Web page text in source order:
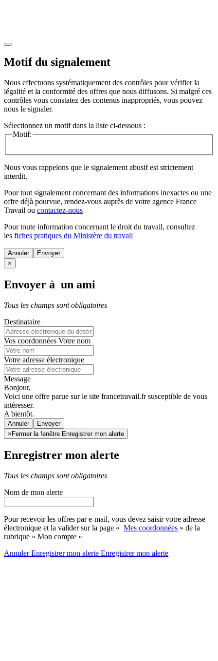
Motif du signalement
Nous effectuons systématiquement des contrôles pour vérifier la
légalité et la conformité des offres que nous diffusons. Si malgré ces
contrôles vous constatez des contenus inappropriés, vous pouvez
nous le signaler.
Sélectionnez un motif dans la liste ci-dessous :
Motif:
Nous vous rappelons que le signalement abusif est strictement
interdit.
Pour tout signalement concernant des informations inexactes ou une
offre déjà pourvue, rendez-vous auprès de votre agence France
Travail ou contactez-nous
Pour toute information concernant le droit du travail, consultez
les fiches pratiques du Ministère du travail
Annuler
×
Envoyer à un ami
Tous les champs sont obligatoires
Destinataire
Vos coordonnées Votre nom
Votre adresse électronique
Message
Bonjour,
Voici une offre parue sur le site francetravail.fr susceptible de vous
intéresser.
A bientôt.
Annuler
× Fermer la fenêtre Enregistrer mon alerte
Enregistrer mon alerte
Tous les champs sont obligatoires
Nom de mon alerte
Pour recevoir les offres par e-mail, vous devez saisir votre adresse
électronique et la valider sur la page « Mes coordonnées » de la
rubrique « Mon compte »
AnnulerEnregistrer mon alerte Enregistrermon alerte